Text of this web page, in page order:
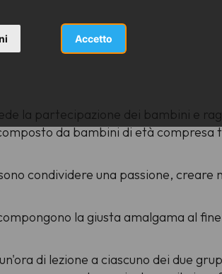
Accetto
la partecipazione dei bambini e
da bambini di età compresa
condividere una passione, creare
la giusta amalgama al
di lezione a ciascuno dei due